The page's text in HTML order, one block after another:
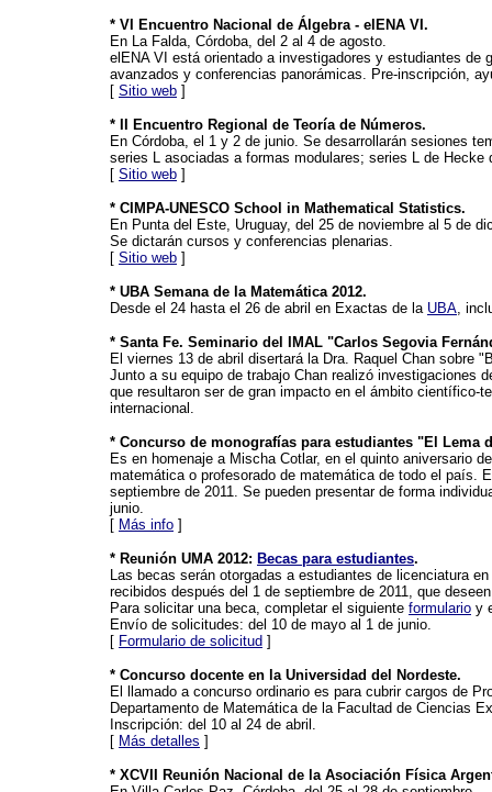
* VI Encuentro Nacional de Álgebra - elENA VI.
En La Falda, Córdoba, del 2 al 4 de agosto.
elENA VI está orientado a investigadores y estudiantes
avanzados y conferencias panorámicas. Pre-inscripción,
[ Sitio web ]
* II Encuentro Regional de Teoría de Números.
En Córdoba, el 1 y 2 de junio. Se desarrollarán sesiones
series L asociadas a formas modulares; series L de Hecke
[ Sitio web ]
* CIMPA-UNESCO School in Mathematical Statistics.
En Punta del Este, Uruguay, del 25 de noviembre al 5 de
Se dictarán cursos y conferencias plenarias.
[ Sitio web ]
* UBA Semana de la Matemática 2012.
Desde el 24 hasta el 26 de abril en Exactas de la UBA,
* Santa Fe. Seminario del IMAL "Carlos Segovia
El viernes 13 de abril disertará la Dra. Raquel Chan sobre
Junto a su equipo de trabajo Chan realizó investigaciones
que resultaron ser de gran impacto en el ámbito científico-
internacional.
* Concurso de monografías para estudiantes "El Lema
Es en homenaje a Mischa Cotlar, en el quinto aniversario
matemática o profesorado de matemática de todo el país.
septiembre de 2011. Se pueden presentar de forma
junio.
[ Más info ]
* Reunión UMA 2012: Becas para estudiantes.
Las becas serán otorgadas a estudiantes de licenciatura
recibidos después del 1 de septiembre de 2011, que
Para solicitar una beca, completar el siguiente formulario y
Envío de solicitudes: del 10 de mayo al 1 de junio.
[ Formulario de solicitud ]
* Concurso docente en la Universidad del Nordeste.
El llamado a concurso ordinario es para cubrir cargos de
Departamento de Matemática de la Facultad de Ciencias
Inscripción: del 10 al 24 de abril.
[ Más detalles ]
* XCVII Reunión Nacional de la Asociación Física